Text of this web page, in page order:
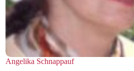
Angelika Schnappauf